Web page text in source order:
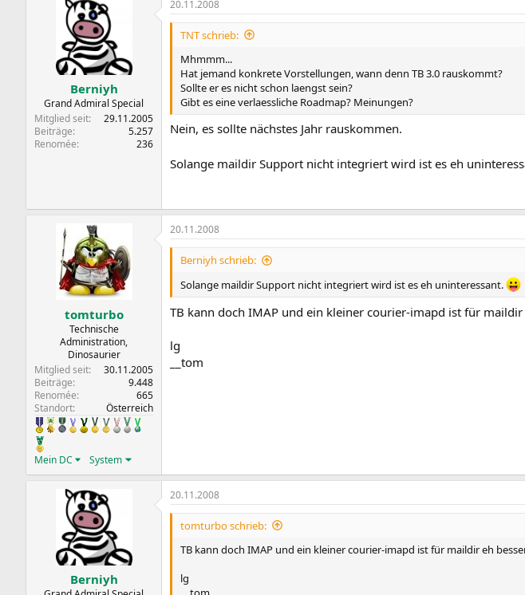
Berniyh
Grand Admiral Special
Mitglied seit
29.11.2005
Beiträge
5.257
Renomée
236
20.11.2008
TNT schrieb:
Mhmmm...
Hat jemand konkrete Vorstellungen, wann denn TB 3.0 rauskommt?
Sollte er es nicht schon laengst sein?
Gibt es eine verlaessliche Roadmap? Meinungen?
Nein, es sollte nächstes Jahr rauskommen.
Solange maildir Support nicht integriert wird ist es eh
tomturbo
Technische
Administration,
Dinosaurier
Mitglied seit
30.11.2005
Beiträge
9.448
Renomée
665
Standort
Österreich
Mein DC System
20.11.2008
Berniyh schrieb:
Solange maildir Support nicht integriert wird ist es eh uninteressant.
TB kann doch IMAP und ein kleiner courier-imapd ist für maildir
lg
__tom
Berniyh
20.11.2008
tomturbo schrieb:
TB kann doch IMAP und ein kleiner courier-imapd ist für maildir eh
lg